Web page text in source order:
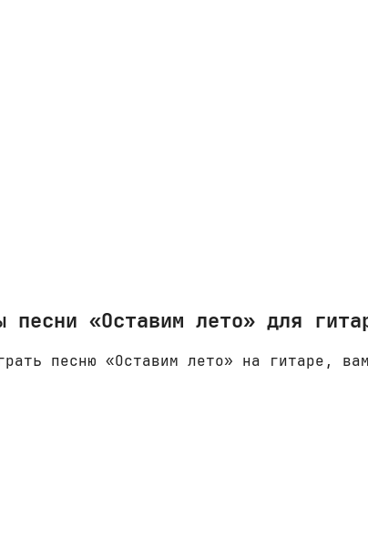
песни «Оставим лето» для
песню «Оставим лето» на гитаре,